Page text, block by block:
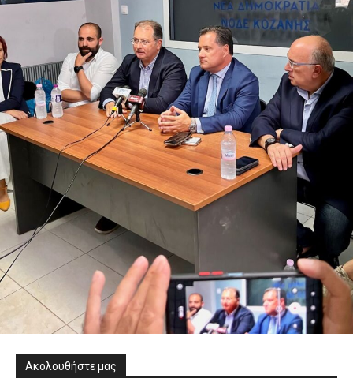
Ακολουθήστε μας